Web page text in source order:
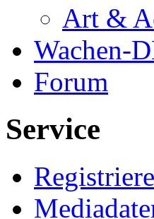
Art &
Wachen-
Forum
Service